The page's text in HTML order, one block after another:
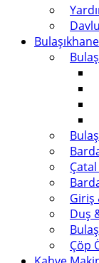
Giriş
Duş
Çöp